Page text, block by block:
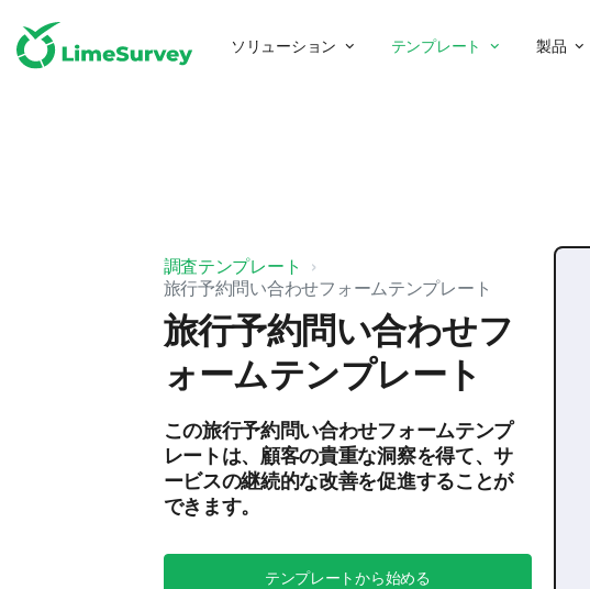
ソリューション テンプレート 製品
調査テンプレート
旅行予約問い合わせフォームテンプレート
旅行予約問い合わせフ
ォームテンプレート
この旅行予約問い合わせフォームテンプ
レートは、顧客の貴重な洞察を得て、サ
ービスの継続的な改善を促進することが
できます。
テンプレートから始める